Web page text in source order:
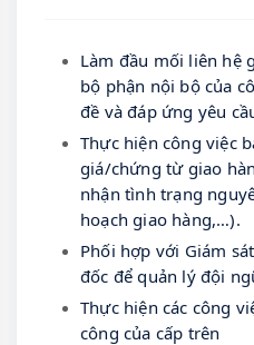
Làm đầu mối liên hệ
bộ phận nội bộ của
đề và đáp ứng yêu
Thực hiện công việc
giá/chứng từ giao
nhận tình trạng
hoạch giao hàng,…).
Phối hợp với Giám
đốc để quản lý đội
Thực hiện các công
công của cấp trên